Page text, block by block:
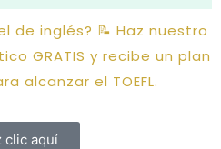
de inglés? 📝 Haz nuestro
GRATIS y recibe un plan
alcanzar el TOEFL.
clic aquí